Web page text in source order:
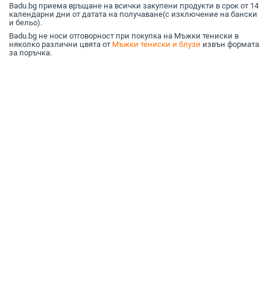
Badu.bg приема връщане на всички закупени продукти в срок от 14
календарни дни от датата на получаване(с изключение на бански
и бельо).
Badu.bg не носи отговорност при покупка на Мъжки тениски в
няколко различни цвята от Мъжки тениски и блузи извън формата
за поръчка.